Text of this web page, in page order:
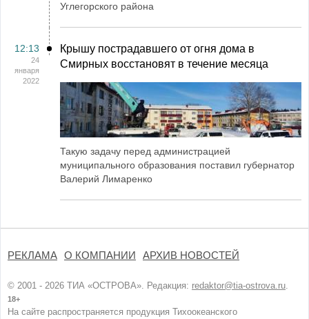
Углегорского района
12:13
24
января
2022
Крышу пострадавшего от огня дома в
Смирных восстановят в течение месяца
Такую задачу перед администрацией
муниципального образования поставил губернатор
Валерий Лимаренко
РЕКЛАМА О КОМПАНИИ АРХИВ НОВОСТЕЙ
© 2001 - 2026 ТИА «ОСТРОВА». Редакция: redaktor@tia-ostrova.ru.
18+
На сайте распространяется продукция Тихоокеанского